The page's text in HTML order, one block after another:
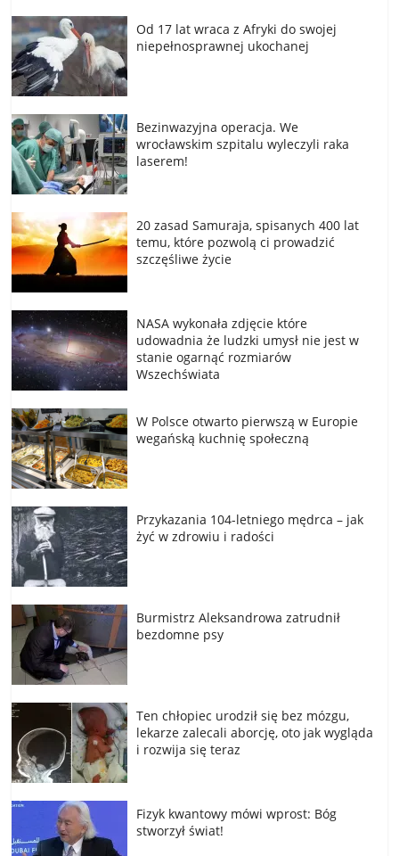
Od 17 lat wraca z Afryki do swojej
niepełnosprawnej ukochanej
Bezinwazyjna operacja. We
wrocławskim szpitalu wyleczyli raka
laserem!
20 zasad Samuraja, spisanych 400 lat
temu, które pozwolą ci prowadzić
szczęśliwe życie
NASA wykonała zdjęcie które
udowadnia że ludzki umysł nie jest w
stanie ogarnąć rozmiarów
Wszechświata
W Polsce otwarto pierwszą w Europie
wegańską kuchnię społeczną
Przykazania 104-letniego mędrca – jak
żyć w zdrowiu i radości
Burmistrz Aleksandrowa zatrudnił
bezdomne psy
Ten chłopiec urodził się bez mózgu,
lekarze zalecali aborcję, oto jak wygląda
i rozwija się teraz
Fizyk kwantowy mówi wprost: Bóg
stworzył świat!